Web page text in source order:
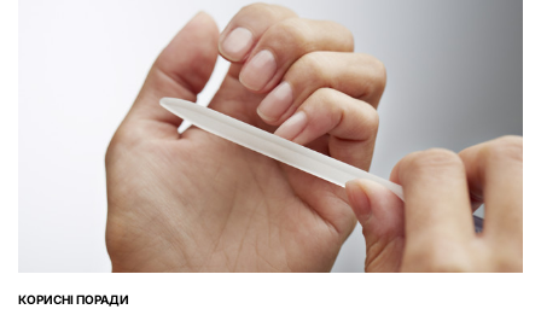
ОПУБЛІКУВАТИ
КОРИСНІ ПОРАДИ